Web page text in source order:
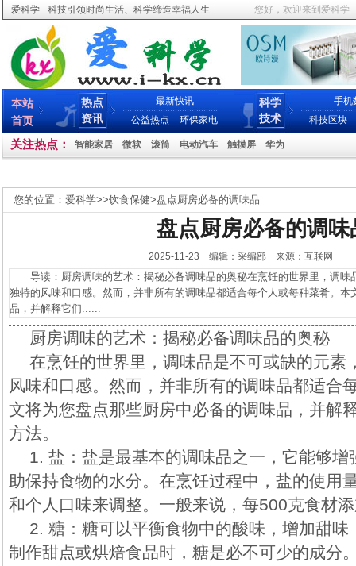
爱科学 - 科技引领时尚生活、科学缔造幸福人生 您好，欢迎来到爱科学
本站
首页
热点
资讯
最新快讯
公益热点
环保家电
科学
技术
手机
科技区块
关注热点： 智能家居 微软 滚筒 电动汽车 触摸屏 华为
您的位置： 爱科学>>饮食保健>盘点厨房必备的调味品
盘点厨房必备的调味
2025-11-23 编辑：采编部 来源：互联网
导读：厨房调味的艺术：揭秘必备调味品的奥秘在烹饪的世界里，调味
独特的风味和口感。然而，并非所有的调味品都适合每个人或每种菜肴。
品，并解释它们......
厨房调味的艺术：揭秘必备调味品的奥秘
在烹饪的世界里，调味品是不可或缺的元素
风味和口感。然而，并非所有的调味品都适合
文将为您盘点那些厨房中必备的调味品，并解
方法。
1. 盐：盐是最基本的调味品之一，它能够增
助保持食物的水分。在烹饪过程中，盐的使用
和个人口味来调整。一般来说，每500克食材
2. 糖：糖可以平衡食物中的酸味，增加甜味
制作甜点或烘焙食品时，糖是必不可少的成分